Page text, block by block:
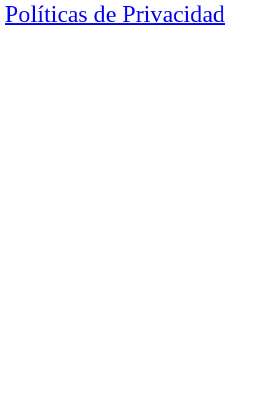
Políticas de Privacidad